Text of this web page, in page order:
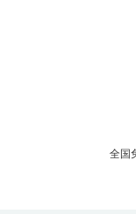
全国